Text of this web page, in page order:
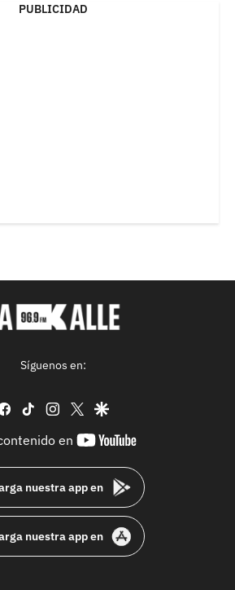
PUBLICIDAD
Síguenos en:
facebook
tiktok instagram
twittergoogle
en
youtube-
nuestra app en
nuestra app en